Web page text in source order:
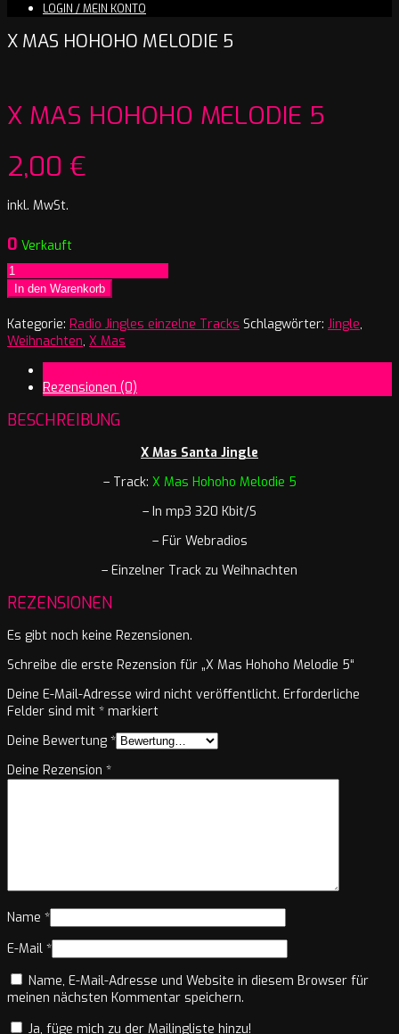
LOGIN / MEIN KONTO
X MAS HOHOHO MELODIE 5
X MAS HOHOHO MELODIE 5
2,00 €
inkl. MwSt.
0 Verkauft
X
Mas
Hohoho
Melodie
5
In den Warenkorb
Kategorie: Radio Jingles einzelne Tracks Schlagwörter: Jingle,
Weihnachten, X Mas
Rezensionen (0)
BESCHREIBUNG
X Mas Santa Jingle
– Track: X Mas Hohoho Melodie 5
– In mp3 320 Kbit/S
– Für Webradios
– Einzelner Track zu Weihnachten
REZENSIONEN
Es gibt noch keine Rezensionen.
Schreibe die erste Rezension für „X Mas Hohoho Melodie 5“
Deine E-Mail-Adresse wird nicht veröffentlicht. Erforderliche
Felder sind mit * markiert
Deine Bewertung *
Deine Rezension *
Name *
E-Mail *
Name, E-Mail-Adresse und Website in diesem Browser für
meinen nächsten Kommentar speichern.
Ja, füge mich zu der Mailingliste hinzu!